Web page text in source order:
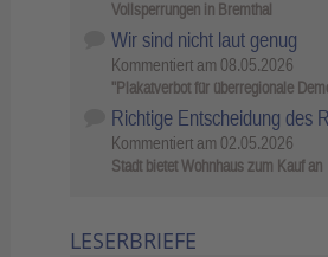
Vollsperrungen in Bremthal
Wir sind nicht laut genug
Kommentiert am 08.05.2026
"Plakatverbot für überregionale
Richtige Entscheidung des
Kommentiert am 02.05.2026
Stadt bietet Wohnhaus zum Kauf an
LESERBRIEFE